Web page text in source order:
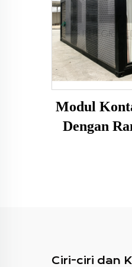
Modul
Dengan
Ciri-ciri dan